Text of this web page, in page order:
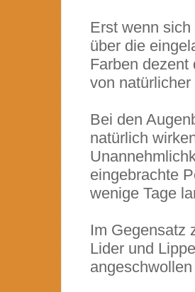
Erst wenn
über die
Farben dezent
von
Bei den
natürlich
eingebrachte
wenige Tage
Im Gegensatz
Lider und